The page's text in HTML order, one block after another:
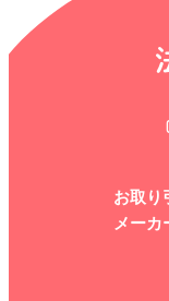
お取り
メーカ